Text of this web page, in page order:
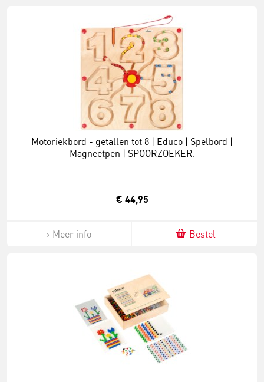
Motoriekbord - getallen tot 8 | Educo | Spelbord |
Magneetpen | SPOORZOEKER.
€ 44,95
Meer info Bestel